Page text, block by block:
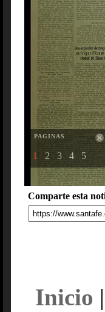
PAGINAS
1 2 3 4 5
Comparte esta
Inicio |